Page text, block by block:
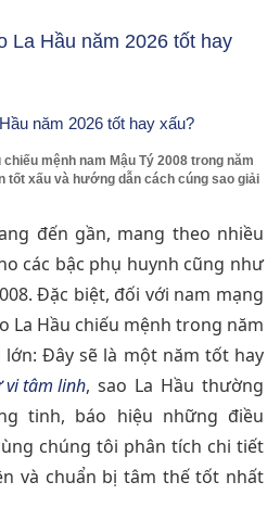
La Hầu năm 2026 tốt hay
năm 2026 tốt hay xấu?
mệnh nam Mậu Tý 2008 trong năm
tốt xấu và hướng dẫn cách cúng sao giải
đến gần, mang theo nhiều
các bậc phụ huynh cũng như
Đặc biệt, đối với nam mạng
La Hầu chiếu mệnh trong năm
Đây sẽ là một năm tốt hay
vi tâm linh, sao La Hầu thường
tinh, báo hiệu những điều
chúng tôi phân tích chi tiết
và chuẩn bị tâm thế tốt nhất